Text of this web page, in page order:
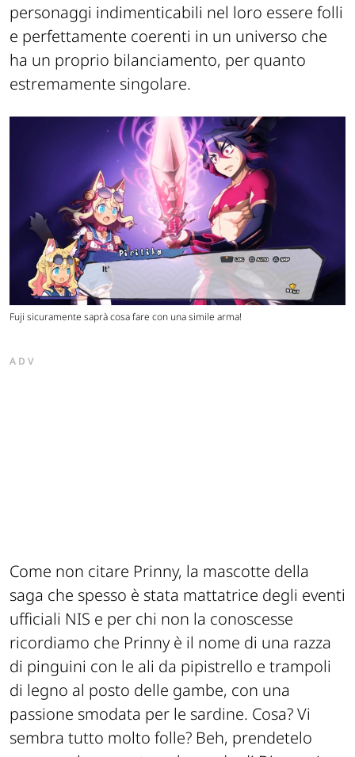
personaggi indimenticabili nel loro essere folli
e perfettamente coerenti in un universo che
ha un proprio bilanciamento, per quanto
estremamente singolare.
Fuji sicuramente saprà cosa fare con una simile arma!
ADV
Come non citare Prinny, la mascotte della
saga che spesso è stata mattatrice degli eventi
ufficiali NIS e per chi non la conoscesse
ricordiamo che Prinny è il nome di una razza
di pinguini con le ali da pipistrello e trampoli
di legno al posto delle gambe, con una
passione smodata per le sardine. Cosa? Vi
sembra tutto molto folle? Beh, prendetelo